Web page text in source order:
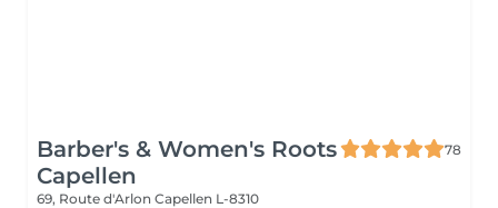
Barber's & Women's Roots
Capellen
78
69, Route d'Arlon Capellen L-8310